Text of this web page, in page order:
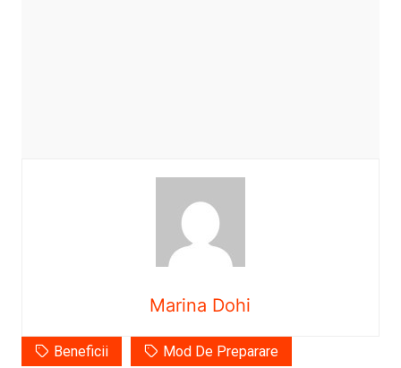
Marina Dohi
Beneficii Mod De Preparare